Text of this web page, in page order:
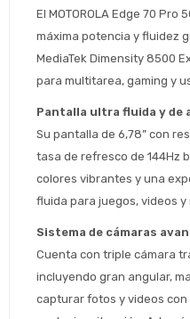
El MOTOROLA Edge 70
máxima potencia y fluidez
MediaTek Dimensity 8500
para multitarea, gaming y
Pantalla ultra fluida y de
Su pantalla de 6,78” con
tasa de refresco de 144Hz
colores vibrantes y una
fluida para juegos, videos y
Sistema de cámaras
Cuenta con triple cámara
incluyendo gran angular,
capturar fotos y videos
Comprá
* sujeto
Cédula de identidad
Estás calificado para comprar usando Pago